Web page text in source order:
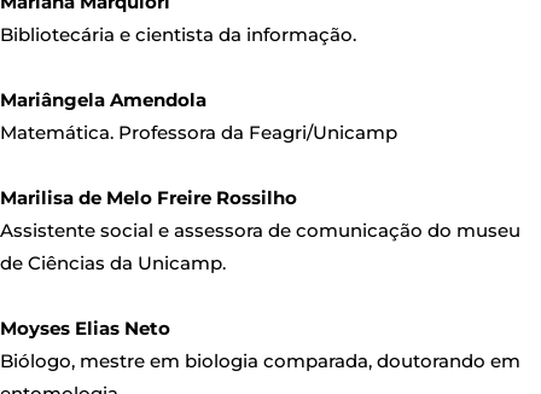
Bibliotecária e cientista da informação.
Mariângela Amendola
Matemática. Professora da Feagri/Unicamp
Marilisa de Melo Freire Rossilho
Assistente social e assessora de comunicação do museu
de Ciências da Unicamp.
Moyses Elias Neto
Biólogo, mestre em biologia comparada, doutorando em